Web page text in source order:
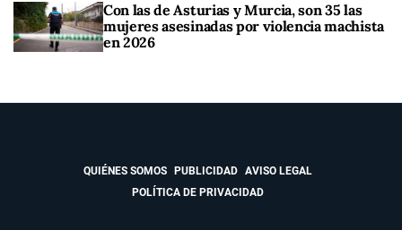
Con las de Asturias y Murcia, son 35 las
mujeres asesinadas por violencia machista
en 2026
QUIÉNES SOMOS PUBLICIDAD
AVISO LEGAL
POLÍTICA DE PRIVACIDAD